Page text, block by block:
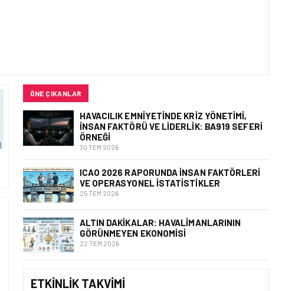
ÖNE ÇIKANLAR
HAVACILIK EMNIYETINDE KRIZ YÖNETIMI,
İNSAN FAKTÖRÜ VE LIDERLIK: BA919 SEFERI
ÖRNEĞI
30 TEM 2026
ICAO 2026 RAPORUNDA İNSAN FAKTÖRLERI
VE OPERASYONEL İSTATISTIKLER
25 TEM 2026
ALTIN DAKIKALAR: HAVALIMANLARININ
GÖRÜNMEYEN EKONOMISI
22 TEM 2026
ETKINLIK TAKVIMI